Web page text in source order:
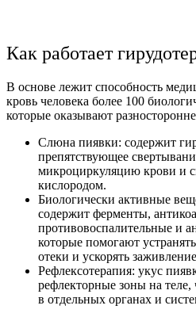
Как работает
В основе лежит способность
кровь человека более 100
которые оказывают
Слюна пиявки: содержит
препятствующее
микроциркуляцию крови и
кислородом.
Биологически активные
содержит ферменты,
противовоспалительные и
которые помогают
отеки и ускорять
Рефлексотерапия: укус
рефлекторные зоны на
в отдельных органах и